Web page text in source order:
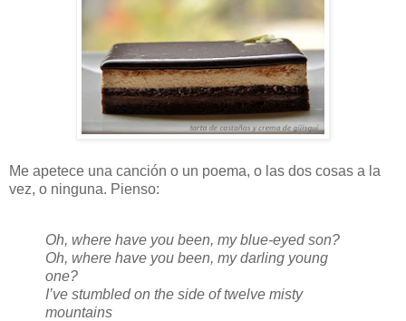
Me apetece una canción o un poema, o las dos cosas a la
vez, o ninguna. Pienso:
Oh, where have you been, my blue-eyed son?
Oh, where have you been, my darling young
one?
I’ve stumbled on the side of twelve misty
mountains